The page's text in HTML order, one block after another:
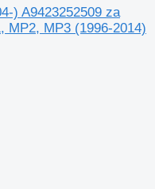
) A9423252509 za
MP2, MP3 (1996-2014)